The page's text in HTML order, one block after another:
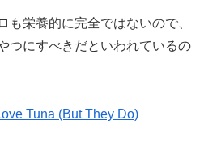
も栄養的に完全ではないので、
つにすべきだといわれているの
Tuna (But They Do)